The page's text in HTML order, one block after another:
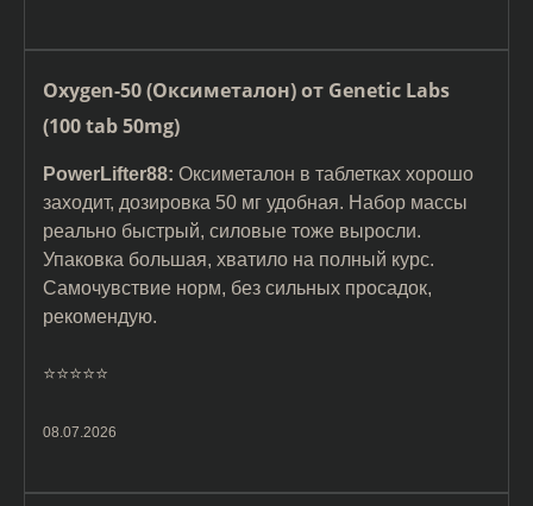
Oxygen-50 (Оксиметалон) от Genetic Labs
(100 tab 50mg)
PowerLifter88: Оксиметалон в таблетках хорошо
заходит, дозировка 50 мг удобная. Набор массы
реально быстрый, силовые тоже выросли.
Упаковка большая, хватило на полный курс.
Самочувствие норм, без сильных просадок,
рекомендую.
⭐️⭐️⭐️⭐️⭐️
08.07.2026